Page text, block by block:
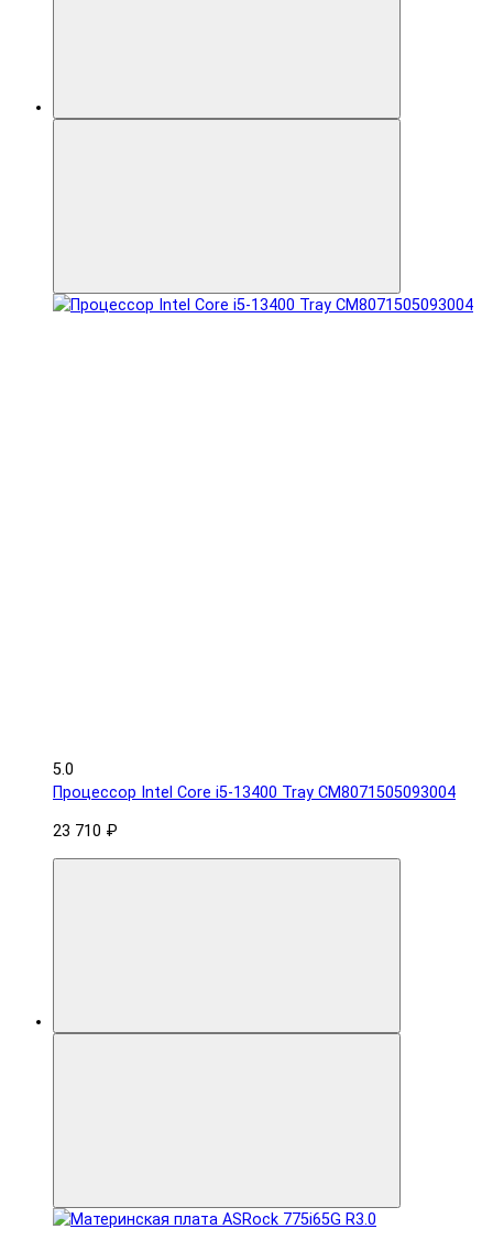
5.0
Процессор Intel Core i5-13400 Tray CM8071505093004
23 710 ₽